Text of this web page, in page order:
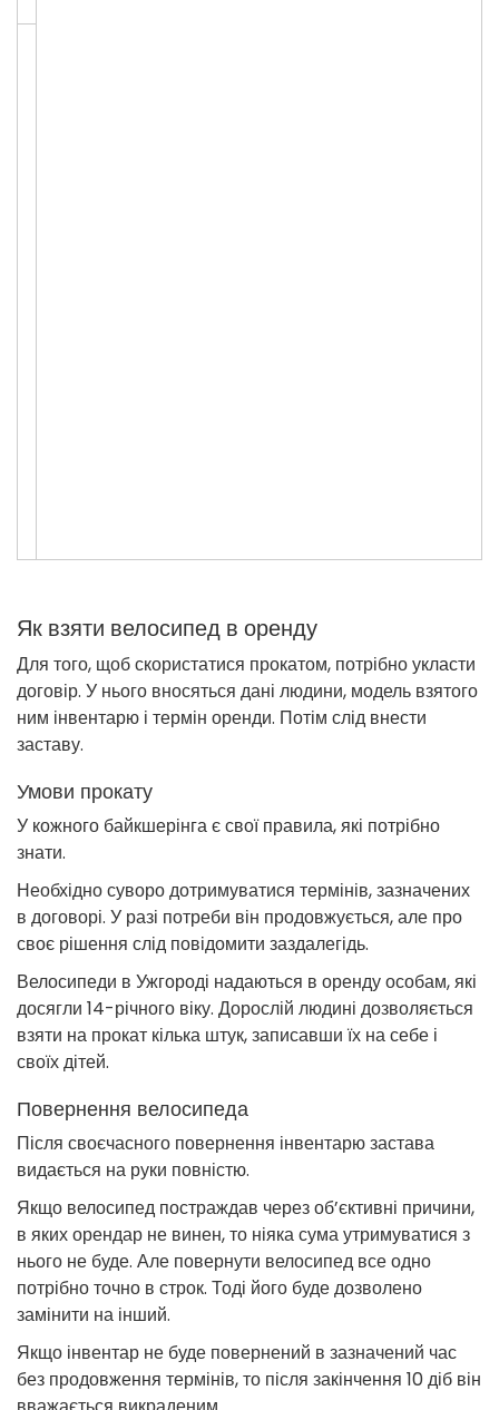
Як взяти велосипед в оренду
Для того, щоб скористатися прокатом, потрібно укласти
договір. У нього вносяться дані людини, модель взятого
ним інвентарю і термін оренди. Потім слід внести
заставу.
Умови прокату
У кожного байкшерінга є свої правила, які потрібно
знати.
Необхідно суворо дотримуватися термінів, зазначених
в договорі. У разі потреби він продовжується, але про
своє рішення слід повідомити заздалегідь.
Велосипеди в Ужгороді надаються в оренду особам, які
досягли 14-річного віку. Дорослій людині дозволяється
взяти на прокат кілька штук, записавши їх на себе і
своїх дітей.
Повернення велосипеда
Після своєчасного повернення інвентарю застава
видається на руки повністю.
Якщо велосипед постраждав через об’єктивні причини,
в яких орендар не винен, то ніяка сума утримуватися з
нього не буде. Але повернути велосипед все одно
потрібно точно в строк. Тоді його буде дозволено
замінити на інший.
Якщо інвентар не буде повернений в зазначений час
без продовження термінів, то після закінчення 10 діб він